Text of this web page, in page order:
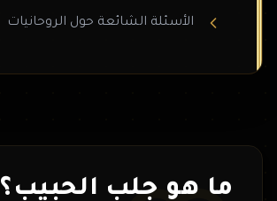
الأسئلة الشائعة حول الروحانيات
ما هو جلب الحبيب؟